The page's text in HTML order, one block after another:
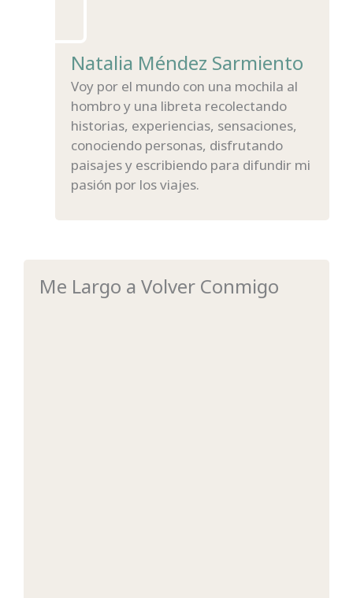
Natalia Méndez Sarmiento
Voy por el mundo con una mochila al
hombro y una libreta recolectando
historias, experiencias, sensaciones,
conociendo personas, disfrutando
paisajes y escribiendo para difundir mi
pasión por los viajes.
Me Largo a Volver Conmigo